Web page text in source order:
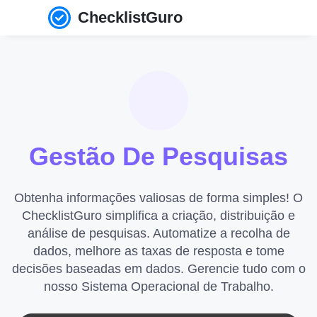
ChecklistGuro
Gestão De Pesquisas
Obtenha informações valiosas de forma simples! O
ChecklistGuro simplifica a criação, distribuição e
análise de pesquisas. Automatize a recolha de
dados, melhore as taxas de resposta e tome
decisões baseadas em dados. Gerencie tudo com o
nosso Sistema Operacional de Trabalho.